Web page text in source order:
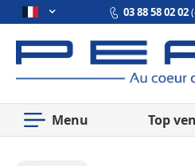
03 88 58 02 02
Menu Top